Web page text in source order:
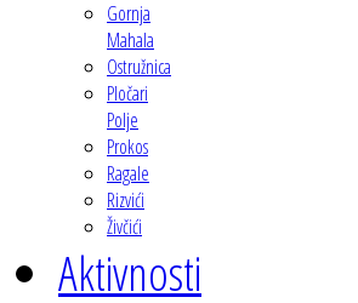
Gornja
Mahala
Ostružnica
Pločari
Polje
Prokos
Ragale
Rizvići
Živčići
Aktivnosti